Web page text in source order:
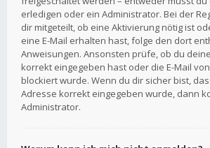
erledigen oder ein Administrator. Bei der
dir mitgeteilt, ob eine Aktivierung nötig ist
eine E-Mail erhalten hast, folge den dort
Anweisungen. Ansonsten prüfe, ob du
korrekt eingegeben hast oder die E-Mail
blockiert wurde. Wenn du dir sicher bist,
Adresse korrekt eingegeben wurde, dann
Administrator.